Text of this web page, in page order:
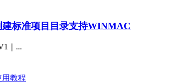
标准项目目录支持WINMAC
｜...